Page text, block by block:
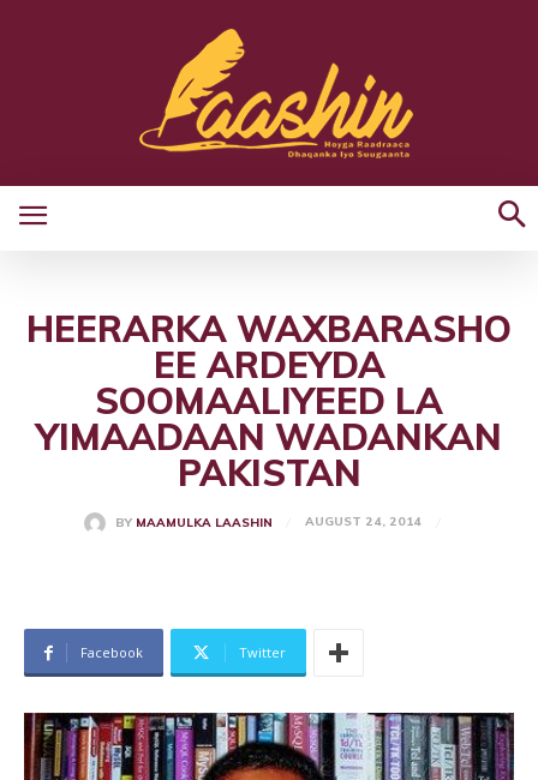
HEERARKA WAXBARASHO
EE ARDEYDA
SOOMAALIYEED LA
YIMAADAAN WADANKAN
PAKISTAN
BY MAAMULKA LAASHIN AUGUST 24, 2014
Facebook Twitter